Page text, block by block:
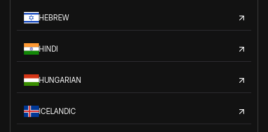
HEBREW
HINDI
HUNGARIAN
ICELANDIC